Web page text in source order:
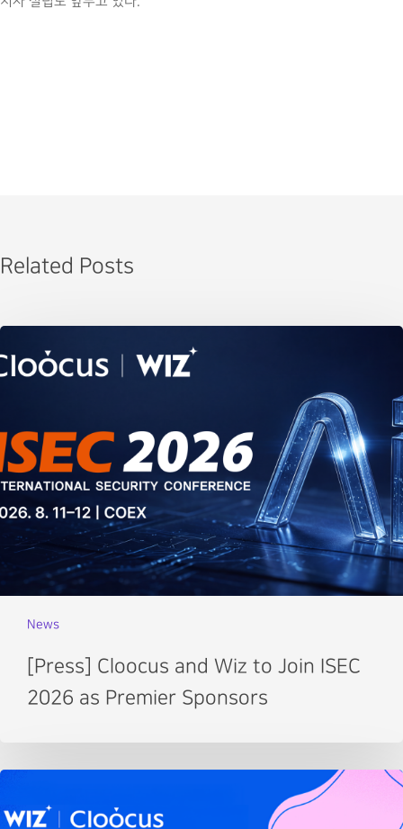
Related Posts
News
[Press] Cloocus and Wiz to Join ISEC
2026 as Premier Sponsors